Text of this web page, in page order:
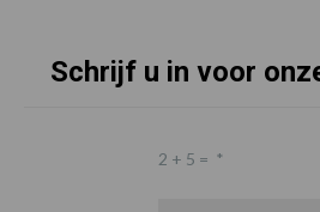
Schrijf u in voor
2 + 5 = *